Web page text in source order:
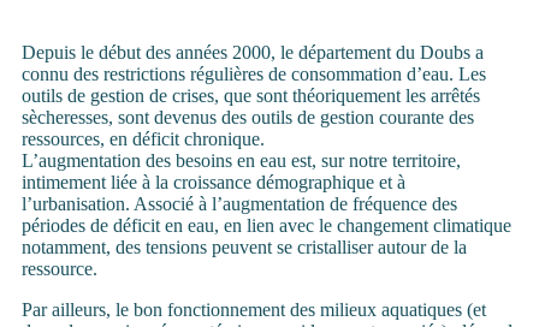
Depuis le début des années 2000, le département du Doubs a
connu des restrictions régulières de consommation d’eau. Les
outils de gestion de crises, que sont théoriquement les arrêtés
sècheresses, sont devenus des outils de gestion courante des
ressources, en déficit chronique.
L’augmentation des besoins en eau est, sur notre territoire,
intimement liée à la croissance démographique et à
l’urbanisation. Associé à l’augmentation de fréquence des
périodes de déficit en eau, en lien avec le changement climatique
notamment, des tensions peuvent se cristalliser autour de la
ressource.
Par ailleurs, le bon fonctionnement des milieux aquatiques (et